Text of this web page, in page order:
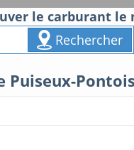
le carburant le
Rechercher
Puiseux-